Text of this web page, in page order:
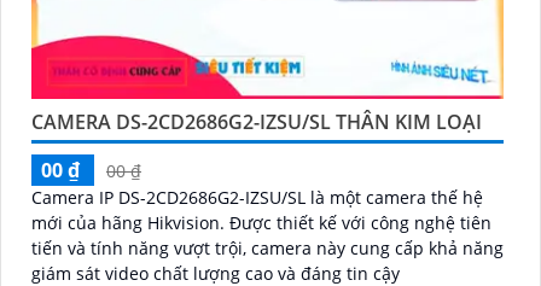
CAMERA DS-2CD2686G2-IZSU/SL THÂN KIM LOẠI
00 ₫
00 ₫
Camera IP DS-2CD2686G2-IZSU/SL là một camera thế hệ
mới của hãng Hikvision. Được thiết kế với công nghệ tiên
tiến và tính năng vượt trội, camera này cung cấp khả năng
giám sát video chất lượng cao và đáng tin cậy